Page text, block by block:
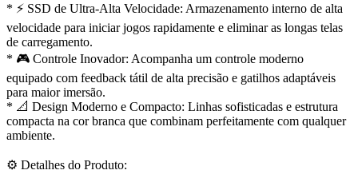
* ⚡ SSD de Ultra-Alta Velocidade: Armazenamento interno de alta
velocidade para iniciar jogos rapidamente e eliminar as longas telas
de carregamento.
* 🎮 Controle Inovador: Acompanha um controle moderno
equipado com feedback tátil de alta precisão e gatilhos adaptáveis
para maior imersão.
* 📐 Design Moderno e Compacto: Linhas sofisticadas e estrutura
compacta na cor branca que combinam perfeitamente com qualquer
ambiente.
⚙️ Detalhes do Produto: